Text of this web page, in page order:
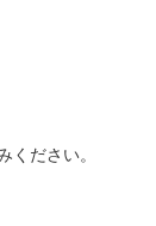
ください。